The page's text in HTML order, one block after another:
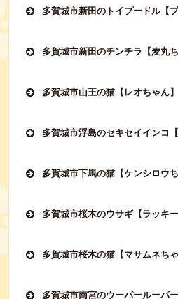
多賀城市新田のトイプードル【プ
多賀城市新田のチンチラ【麦丸ち
多賀城市山王の猫【レオちゃん】
多賀城市浮島のセキセイインコ【
多賀城市下馬の猫【ケンシロウち
多賀城市桜木のウサギ【ラッキー
多賀城市桜木の猫【マサムネちゃ
多賀城市南宮のウーパールーパ